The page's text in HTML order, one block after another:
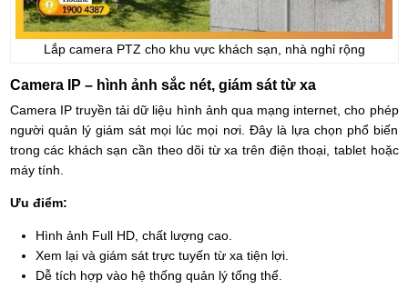
Lắp camera PTZ cho khu vực khách sạn, nhà nghỉ rộng
Camera IP – hình ảnh sắc nét, giám sát từ xa
Camera IP truyền tải dữ liệu hình ảnh qua mạng internet, cho phép
người quản lý giám sát mọi lúc mọi nơi. Đây là lựa chọn phổ biến
trong các khách sạn cần theo dõi từ xa trên điện thoại, tablet hoặc
máy tính.
Ưu điểm:
Hình ảnh Full HD, chất lượng cao.
Xem lại và giám sát trực tuyến từ xa tiện lợi.
Dễ tích hợp vào hệ thống quản lý tổng thể.